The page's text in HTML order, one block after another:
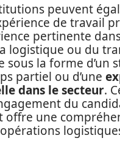
peuvent
de travail
pertinente
logistique ou du
sous la forme d’un
partiel ou d’une
dans le secteur.
du
offre une